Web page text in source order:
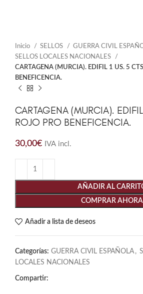
Inicio SELLOS
GUERRA CIVIL
SELLOS LOCALES NACIONALES
CARTAGENA (MURCIA). EDIFIL 1 US. 5
BENEFICENCIA.
CARTAGENA (MURCIA).
ROJO PRO BENEFICENCIA.
30,00€ IVA incl.
AÑADIR AL
COMPRAR AHORA
Añadir a lista de deseos
Categorías: GUERRA CIVIL ESPAÑOLA ,
LOCALES NACIONALES
Compartir: